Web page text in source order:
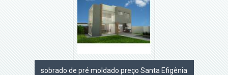
sobrado de pré moldado preço Santa Efigênia